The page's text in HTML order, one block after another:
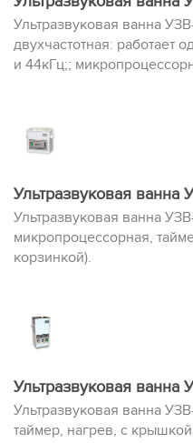
Ультразвуковая ванна
двухчастотная: работает
и 44кГц;;
Ультразвуковая ванна
Ультразвуковая ванна
микропроцессорная,
корзинкой).
Ультразвуковая ванна
Ультразвуковая ванна
таймер, нагрев, с